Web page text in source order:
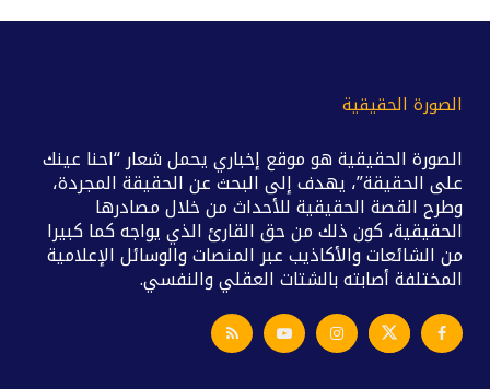
الصورة الحقيقية
الصورة الحقيقية هو موقع إخباري يحمل شعار “احنا عينك
على الحقيقة”، يهدف إلى البحث عن الحقيقة المجردة،
وطرح القصة الحقيقية للأحداث من خلال مصادرها
الحقيقية، كون ذلك من حق القارئ الذي يواجه كما كبيرا
من الشائعات والأكاذيب عبر المنصات والوسائل الإعلامية
المختلفة أصابته بالشتات العقلي والنفسي.